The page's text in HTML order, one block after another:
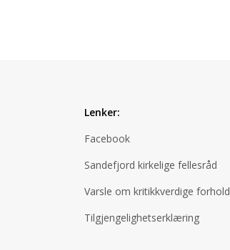
Lenker:
Facebook
Sandefjord kirkelige fellesråd
Varsle om kritikkverdige forhold
Tilgjengelighetserklæring